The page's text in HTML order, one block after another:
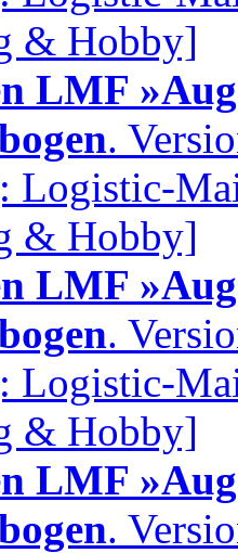
& Hobby]
LMF
.
Logistic-
& Hobby]
LMF
.
Logistic-
& Hobby]
LMF
.